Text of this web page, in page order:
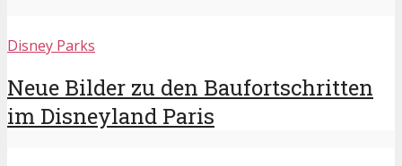
Disney Parks
Neue Bilder zu den Baufortschritten
im Disneyland Paris